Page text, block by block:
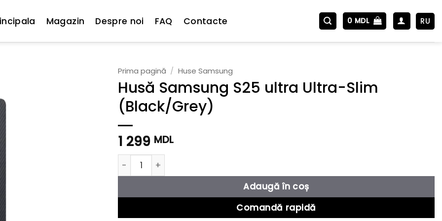
Magazin Despre noi FAQ Contacte 0 MDL RU
Prima pagină / Huse Samsung
Husă Samsung S25 ultra Ultra-Slim
(Black/Grey)
1 299 MDL
Cantitate Husă Samsung S25 ultra Ultra-Slim (Black/Grey)
Adaugă în coș
Comandă rapidă